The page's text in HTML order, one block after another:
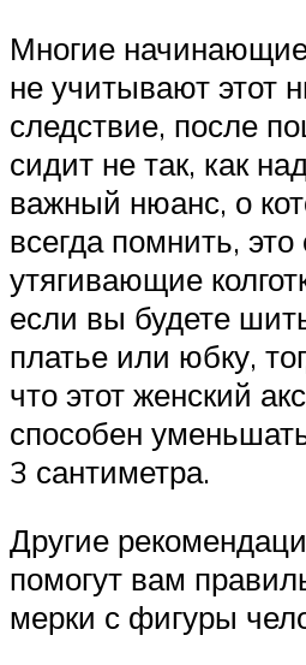
Многие
не учитывают этот
следствие, после
сидит не так, как
важный нюанс, о
всегда помнить,
утягивающие
если вы будете
платье или юбку,
что этот женский
способен
3 сантиметра.
Другие
помогут вам
мерки с фигуры